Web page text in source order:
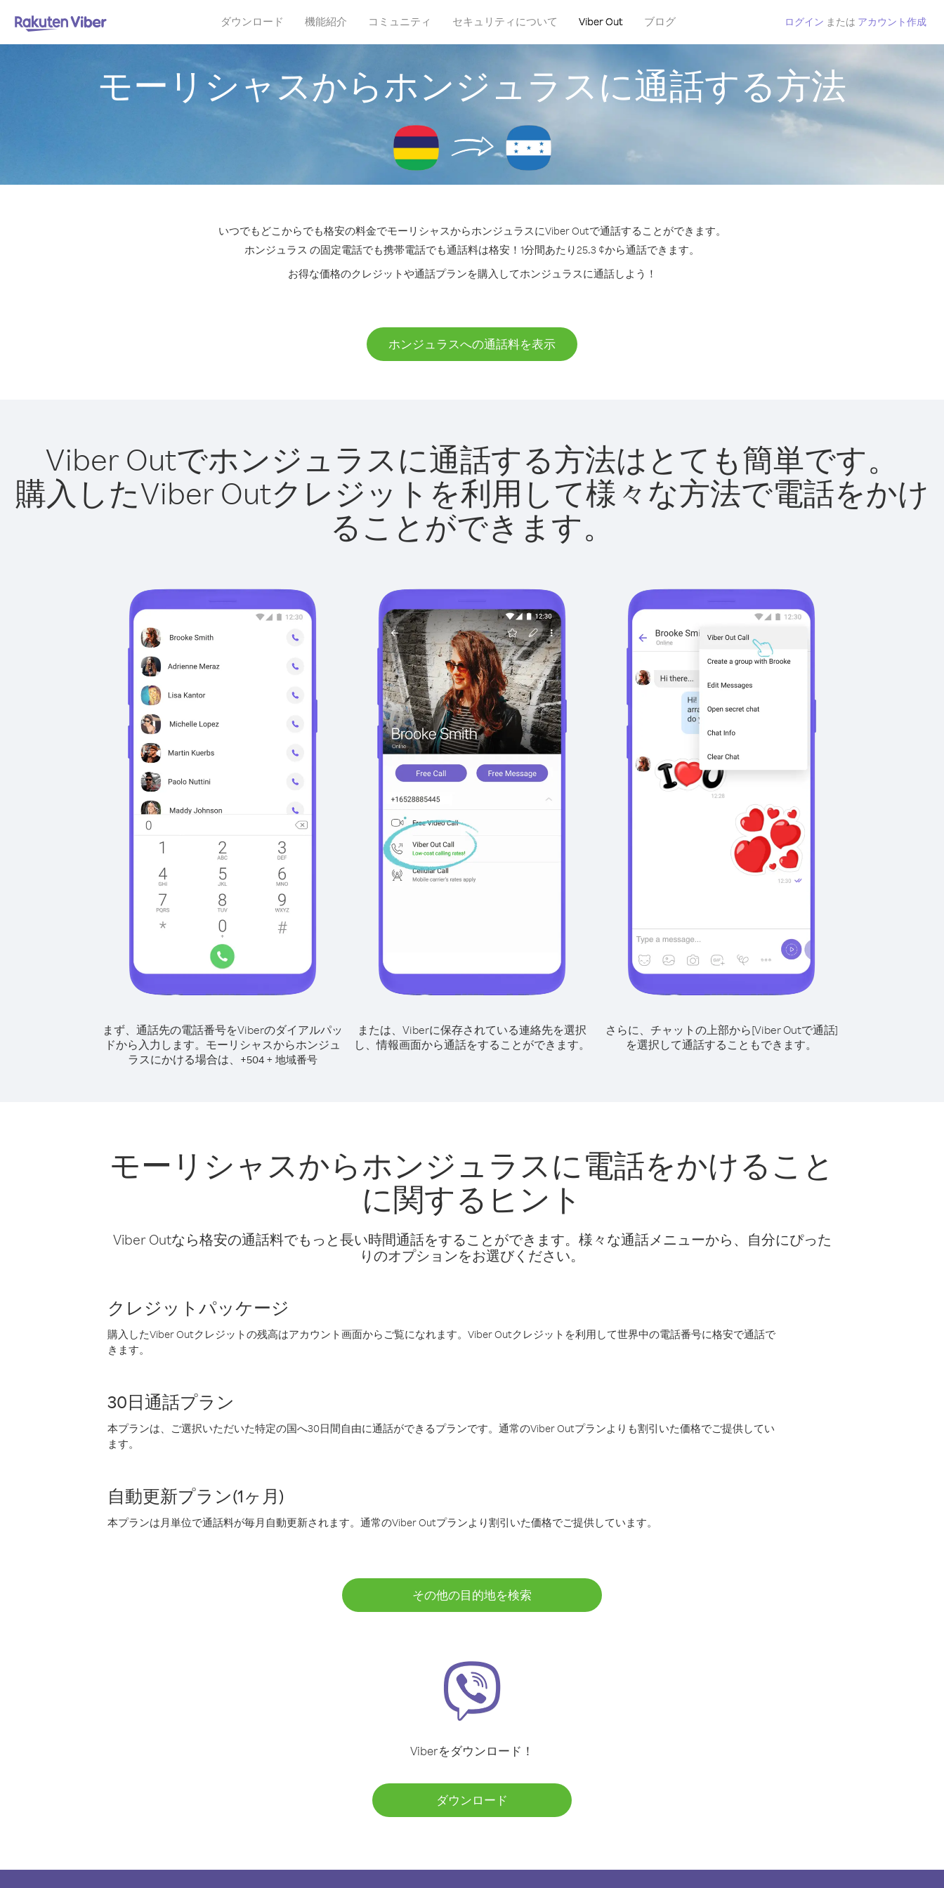
ダウンロード 機能紹介 コミュニティ セキュリティについて Viber Out ブログ ログイン または アカウント作成
モーリシャスからホンジュラスに通話する方法
いつでもどこからでも格安の料金でモーリシャスからホンジュラスにViber Outで通話することができます。
ホンジュラス の固定電話でも携帯電話でも通話料は格安！1分間あたり25.3 ¢から通話できます。
お得な価格のクレジットや通話プランを購入してホンジュラスに通話しよう！
ホンジュラスへの通話料を表示
Viber Outでホンジュラスに通話する方法はとても簡単です。
購入したViber Outクレジットを利用して様々な方法で電話をかけ
ることができます。
まず、通話先の電話番号をViberのダイアルパッ
ドから入力します。 モーリシャスからホンジュ
ラスにかける場合は、 +504 + 地域番号
または、Viberに保存されている連絡先を選択
し、情報画面から通話をすることができます。
さらに、チャットの上部から[Viber Outで通話]
を選択して通話することもできます。
モーリシャスからホンジュラスに電話をかけること
に関するヒント
Viber Outなら格安の通話料でもっと長い時間通話をすることができます。様々な通話メニューから、自分にぴった
りのオプションをお選びください。
クレジットパッケージ
購入したViber Outクレジットの残高はアカウント画面からご覧になれます。Viber Outクレジットを利用して世界中の電話番号に格安で通話で
きます。
30日通話プラン
本プランは、ご選択いただいた特定の国へ30日間自由に通話ができるプランです。通常のViber Outプランよりも割引いた価格でご提供してい
ます。
自動更新プラン(1ヶ月)
本プランは月単位で通話料が毎月自動更新されます。通常のViber Outプランより割引いた価格でご提供しています。
その他の目的地を検索
Viberをダウンロード！
ダウンロード